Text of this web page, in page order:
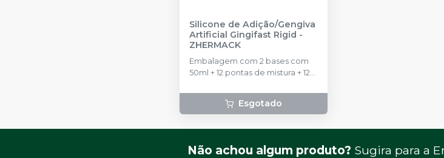
Silicone de Adição/Gengiva
Artificial Gingifast Rigid -
ZHERMACK
Embalagem com 2 bases com
50ml + 12 pontas de mistura + 12
Separador 10ml.
Esgotado
Não achou algum produto? Sugira para a